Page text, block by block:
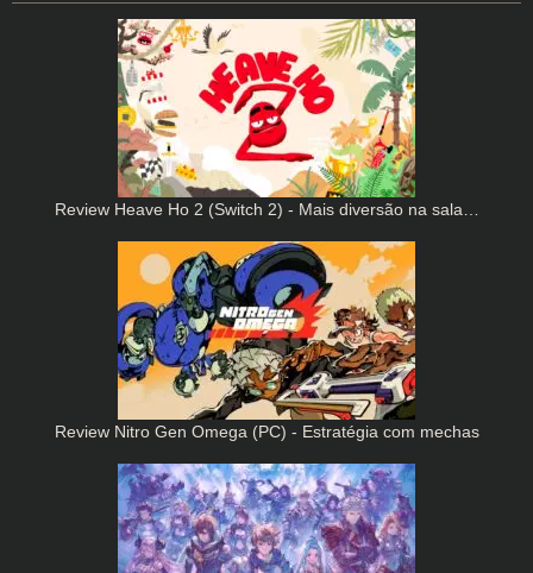
Review Heave Ho 2 (Switch 2) - Mais diversão na sala…
Review Nitro Gen Omega (PC) - Estratégia com mechas